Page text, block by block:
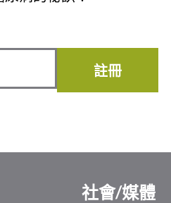
註冊
社會/媒體